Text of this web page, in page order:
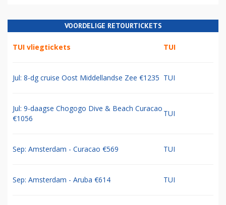
VOORDELIGE RETOURTICKETS
TUI vliegtickets TUI
Jul: 8-dg cruise Oost Middellandse Zee €1235 TUI
Jul: 9-daagse Chogogo Dive & Beach Curacao
€1056
TUI
Sep: Amsterdam - Curacao €569 TUI
Sep: Amsterdam - Aruba €614 TUI